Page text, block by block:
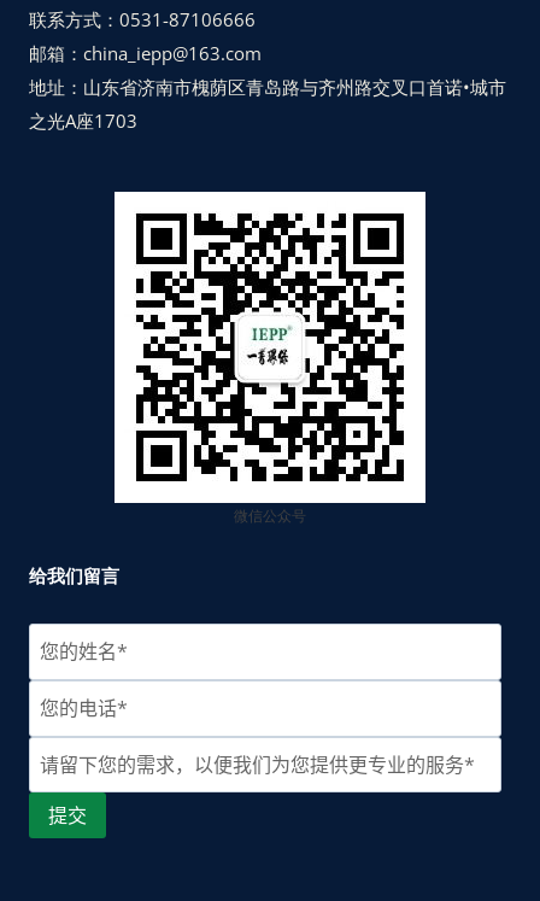
联系方式：0531-87106666
邮箱：china_iepp@163.com
地址：山东省济南市槐荫区青岛路与齐州路交叉口首诺•城市
之光A座1703
微信公众号
给我们留言